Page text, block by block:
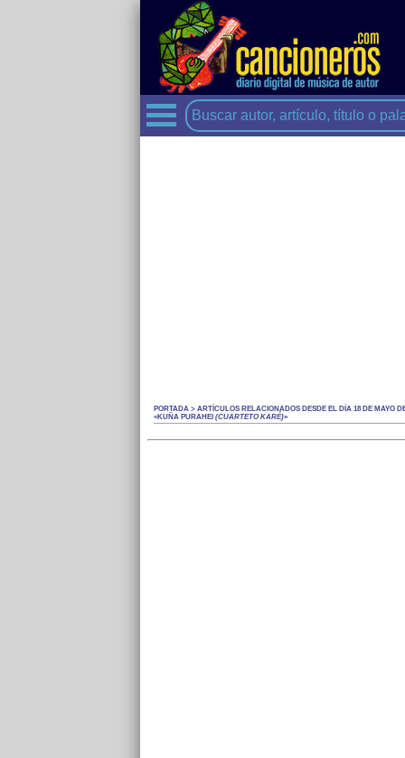
PORTADA > ARTÍCULOS RELACIONADOS DESDE EL DÍA 18 DE MAYO
«KUÑA PURAHEI (CUARTETO KARÉ)»